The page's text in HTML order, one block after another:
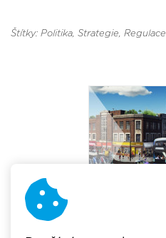
Štítky: Politika, Strategie, Regulace